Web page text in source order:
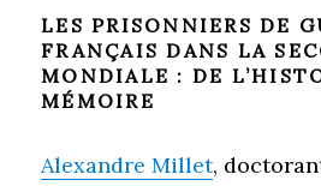
LES PRISONNIERS DE
FRANÇAIS DANS LA
MONDIALE : DE
MÉMOIRE
Alexandre Millet,